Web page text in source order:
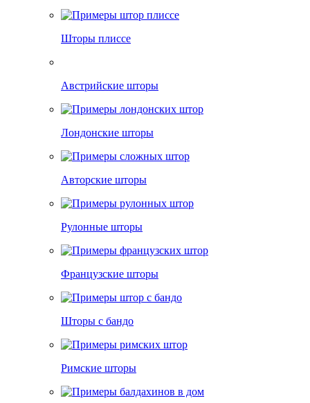
Шторы плиссе
Австрийские шторы
Лондонские шторы
Авторские шторы
Рулонные шторы
Французские шторы
Шторы с бандо
Римские шторы